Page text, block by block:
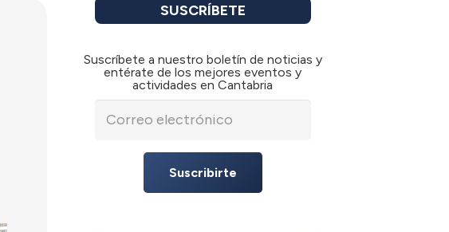
SUSCRÍBETE
Suscríbete a nuestro boletín de noticias y
entérate de los mejores eventos y
actividades en Cantabria
Suscribirte